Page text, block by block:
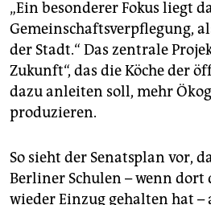
„Ein besonderer Fokus liegt
Gemeinschaftsverpflegung,
der Stadt.“ Das zentrale
Zukunft“, das die Köche der
dazu anleiten soll, mehr
produzieren.
So sieht der Senatsplan vor,
Berliner Schulen – wenn
wieder Einzug gehalten hat –